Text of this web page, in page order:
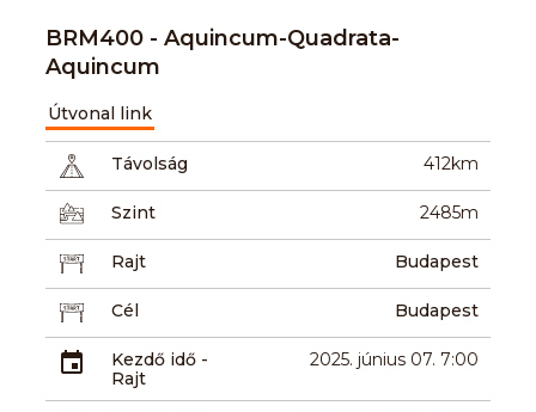
BRM400 - Aquincum-Quadrata-
Aquincum
Útvonal link
Távolság 412km
Szint 2485m
Rajt Budapest
Cél Budapest
Kezdő idő -
Rajt
2025. június 07. 7:00